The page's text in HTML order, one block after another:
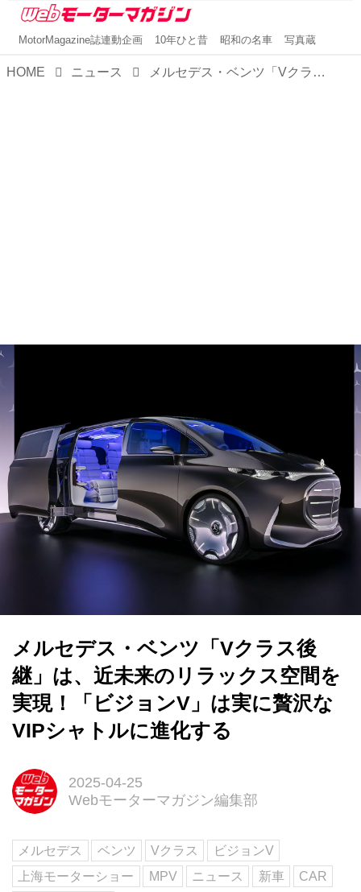
MotorMagazine誌連動企画 10年ひと昔 昭和の名車 写真蔵
HOME ニュース メルセデス・ベンツ「Vクラス後継」は、近未来のリラックス空間を実現！「ビジョンV」は実に贅沢なVIPシャトルに進化する
メルセデス・ベンツ「Vクラス後
継」は、近未来のリラックス空間を
実現！「ビジョンV」は実に贅沢な
VIPシャトルに進化する
2025-04-25
Webモーターマガジン編集部
メルセデス ベンツ Vクラス
ビジョンV
上海モーターショー
MPV ニュース 新車
CAR